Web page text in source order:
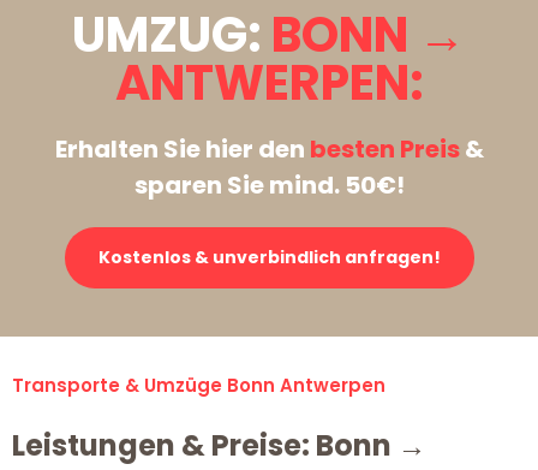
UMZUG: BONN →
ANTWERPEN:
Erhalten Sie hier den besten Preis&
sparen Sie mind. 50€!
Kostenlos & unverbindlich anfragen!
Transporte & Umzüge Bonn Antwerpen
Leistungen & Preise: Bonn →